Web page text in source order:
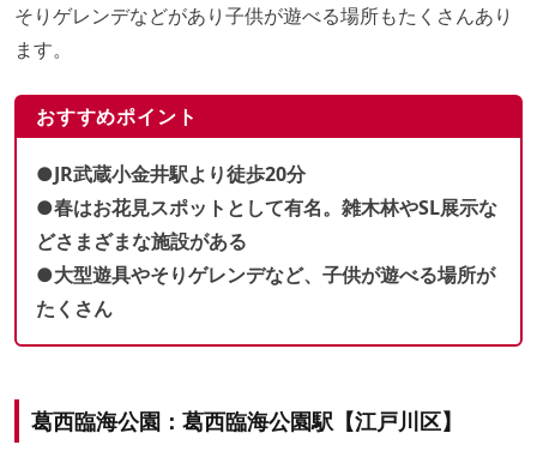
そりゲレンデなどがあり子供が遊べる場所もたくさんあり
ます。
おすすめポイント
●JR武蔵小金井駅より徒歩20分
●春はお花見スポットとして有名。雑木林やSL展示な
どさまざまな施設がある
●大型遊具やそりゲレンデなど、子供が遊べる場所が
たくさん
葛西臨海公園：葛西臨海公園駅【江戸川区】